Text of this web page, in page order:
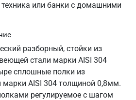
или банки с домашними
разборный, стойки из
стали марки AISI 304
сплошные полки из
AISI 304 толщиной 0,8мм.
регулируемое с шагом